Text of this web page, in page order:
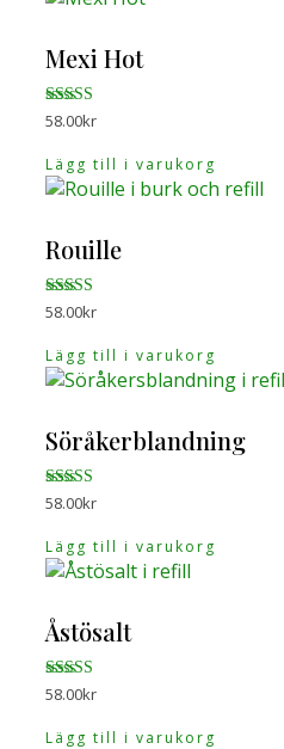
Mexi Hot
Betygsatt
58.00kr
Lägg till i varukorg
Rouille
Betygsatt
58.00kr
Lägg till i varukorg
Söråkerblandning
Betygsatt
58.00kr
Lägg till i varukorg
Åstösalt
Betygsatt
58.00kr
Lägg till i varukorg